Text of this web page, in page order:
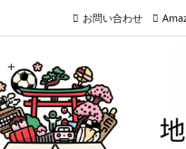
お問い合わせ